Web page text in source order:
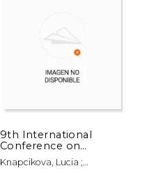
9th International
Conference on
Mobility, Iot and Smart
Cities: Eai Mobility Iot
Knapcikova, Lucia ;